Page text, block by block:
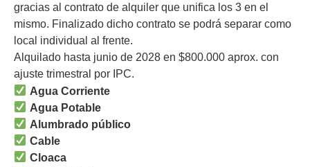
gracias al contrato de alquiler que unifica los 3 en el
mismo. Finalizado dicho contrato se podrá separar como
local individual al frente.
Alquilado hasta junio de 2028 en $800.000 aprox. con
ajuste trimestral por IPC.
Agua Corriente
Agua Potable
Alumbrado público
Cable
Cloaca